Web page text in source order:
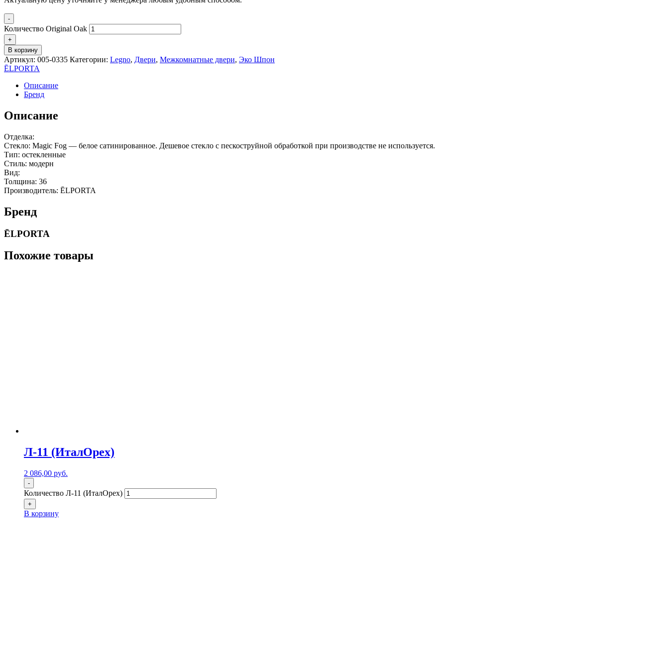
-
Количество Original Oak
+
В корзину
Артикул: 005-0335 Категории: Legno, Двери, Межкомнатные двери, Эко Шпон
ĒLPORTA
Описание
Бренд
Описание
Отделка:
Стекло: Magic Fog — белое сатинированное. Дешевое стекло с пескоструйной обработкой при производстве не используется.
Тип: остекленные
Стиль: модерн
Вид:
Толщина: 36
Производитель: ĒLPORTA
Бренд
ĒLPORTA
Похожие товары
Л-11 (ИталОрех)
2 086,00 руб.
-
Количество Л-11 (ИталОрех)
+
В корзину